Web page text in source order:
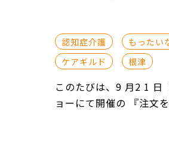
認知症介護
もったい
ケアギルド
根津
このたびは、9 月2 1 日
ョーにて開催の 『注文